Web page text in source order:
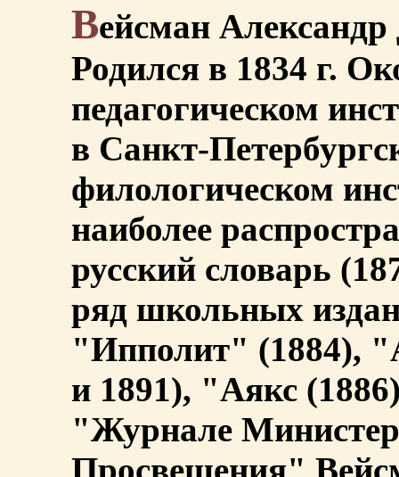
Вейсман
Родился в 1834 г.
педагогическом
в Санкт-
филологическом
наиболее
русский словарь
ряд школьных
"Ипполит" (1884),
и 1891), "Аякс
"Журнале